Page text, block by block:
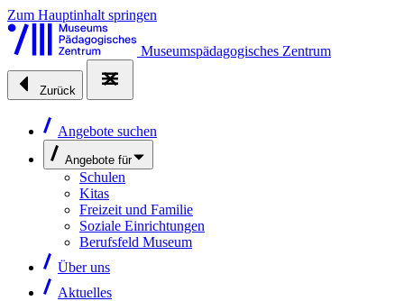
Zum Hauptinhalt springen
Museumspädagogisches Zentrum
Zurück
Angebote suchen
Angebote für
Schulen
Kitas
Freizeit und Familie
Soziale Einrichtungen
Berufsfeld Museum
Über uns
Aktuelles